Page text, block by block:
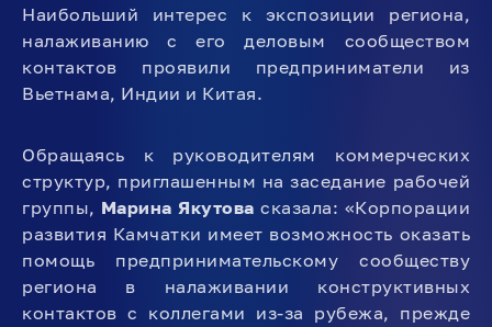
Наибольший интерес к экспозиции региона,
налаживанию с его деловым сообществом
контактов проявили предприниматели из
Вьетнама, Индии и Китая.
Обращаясь к руководителям коммерческих
структур, приглашенным на заседание рабочей
группы, Марина Якутова сказала: «Корпорации
развития Камчатки имеет возможность оказать
помощь предпринимательскому сообществу
региона в налаживании конструктивных
контактов с коллегами из-за рубежа, прежде